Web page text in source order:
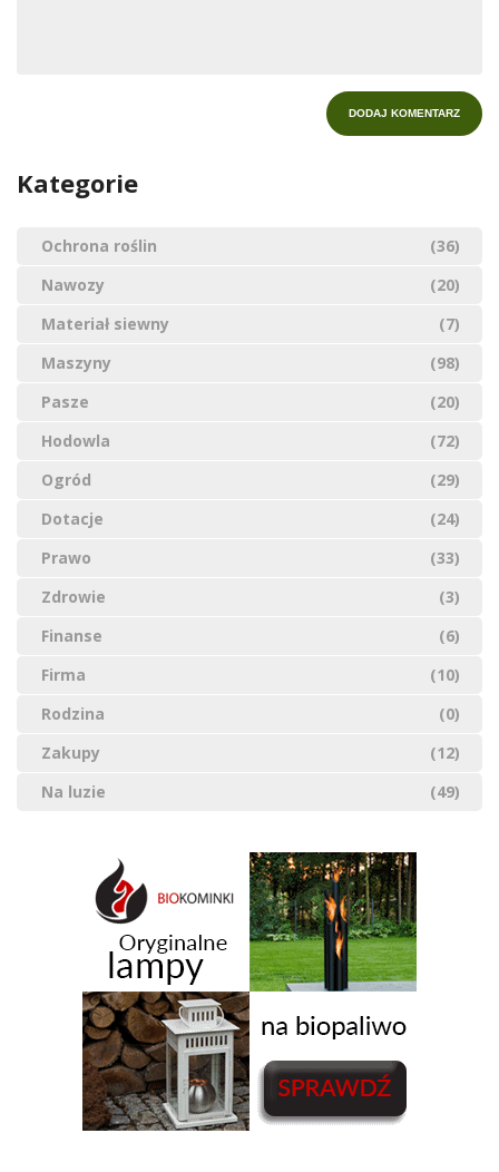
Kategorie
Ochrona roślin
(36)
Nawozy
(20)
Materiał siewny
(7)
Maszyny
(98)
Pasze
(20)
Hodowla
(72)
Ogród
(29)
Dotacje
(24)
Prawo
(33)
Zdrowie
(3)
Finanse
(6)
Firma
(10)
Rodzina
(0)
Zakupy
(12)
Na luzie
(49)